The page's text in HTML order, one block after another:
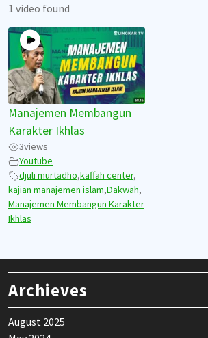
1 video found
Manajemen Membangun
Karakter Ikhlas
3views
Youtube
djuli murtadho,kaffah center,
kajian manajemen islam,Dakwah,
Manajemen Membangun Karakter
Ikhlas
Archieves
August 2025